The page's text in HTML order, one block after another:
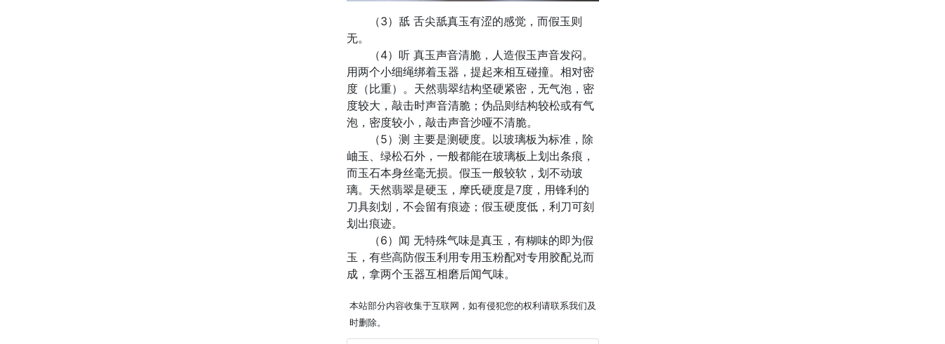
（3）舐 舌尖舐真玉有涩的感觉，而假玉则
无。
（4）听 真玉声音清脆，人造假玉声音发闷。
用两个小细绳绑着玉器，提起来相互碰撞。相对密
度（比重）。天然翡翠结构坚硬紧密，无气泡，密
度较大，敲击时声音清脆；伪品则结构较松或有气
泡，密度较小，敲击声音沙哑不清脆。
（5）测 主要是测硬度。以玻璃板为标准，除
岫玉、绿松石外，一般都能在玻璃板上划出条痕，
而玉石本身丝毫无损。假玉一般较软，划不动玻
璃。天然翡翠是硬玉，摩氏硬度是7度，用锋利的
刀具刻划，不会留有痕迹；假玉硬度低，利刀可刻
划出痕迹。
（6）闻 无特殊气味是真玉，有糊味的即为假
玉，有些高防假玉利用专用玉粉配对专用胶配兑而
成，拿两个玉器互相磨后闻气味。
本站部分内容收集于互联网，如有侵犯您的权利请联系我们及
时删除。